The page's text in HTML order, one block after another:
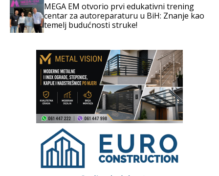
MEGA EM otvorio prvi edukativni trening
centar za autoreparaturu u BiH: Znanje kao
temelj budućnosti struke!